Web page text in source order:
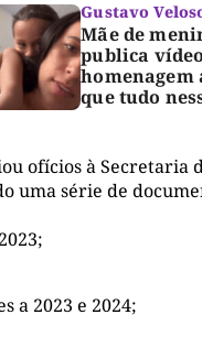
Gustavo
Mãe de
publica
homenagem
que tudo
ofícios à Secretaria
uma série de
a 2023 e 2024;